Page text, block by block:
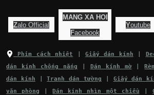
Zalo Official
MANG XA HOI
Facebook
Youtube
Phim cách nhiệt Giấy dán kính
dán kính chống nắng
Dán kính mờ |
dán kính
Tranh dán tường Giấy dán
văn phòng
|Dán kính nhìn một chiều